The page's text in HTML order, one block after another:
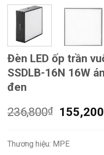
Đèn LED ốp trần
SSDLB-16N 16W
đen
236,800₫
Giá
155,200
Thương hiệu: MPE